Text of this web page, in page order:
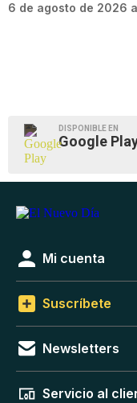
6 de agosto de 2026
DISPONIBLE EN
Google
Mi cuenta
Suscríbete
Newsletters
Servicio al